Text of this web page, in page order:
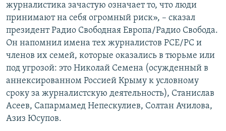
журналистика зачастую означает то, что люди
принимают на себя огромный риск», – сказал
президент Радио Свободная Европа/Радио Свобода.
Он напомнил имена тех журналистов РСЕ/РС и
членов их семей, которые оказались в тюрьме или
под угрозой: это Николай Семена (осужденный в
аннексированном Россией Крыму к условному
сроку за журналистскую деятельность), Станислав
Асеев, Сапармамед Непескулиев, Солтан Ачилова,
Азиз Юсупов.